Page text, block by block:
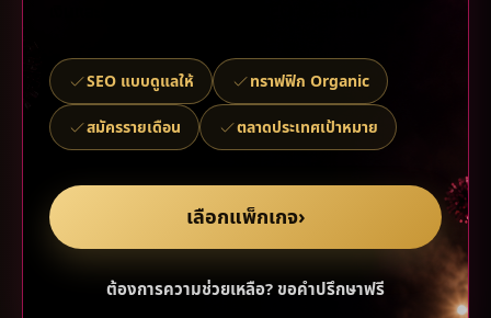
SEO แบบดูแลให้
ทราฟฟิก Organic
สมัครรายเดือน
ตลาดประเทศเป้าหมาย
เลือกแพ็กเกจ›
ต้องการความช่วยเหลือ? ขอคำปรึกษาฟรี